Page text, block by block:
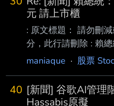
https://www.ptt.cc/
0.A.6F6.html │ │ 這
──────
元 請上市櫃
: 原文標題： 請勿刪
分，此行請刪除 : 賴
萬元 請上市櫃公司也
2-2 處分。 :
https://udn.com/
maniaque · 股票
40 [新聞] 谷歌AI管理
Hassabis原擬